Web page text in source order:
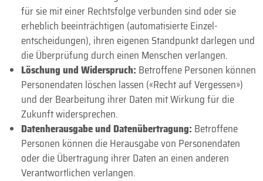
für sie mit einer Rechts­folge verbunden sind oder sie
erheblich beein­trächtigen (auto­matisierte Einzel­
entscheidungen), ihren eigenen Stand­punkt darlegen und
die Über­prüfung durch einen Menschen verlangen.
Löschung und Widerspruch: Betroffene Personen können
Personen­daten löschen lassen («Recht auf Ver­gessen»)
und der Bear­beitung ihrer Daten mit Wirkung für die
Zukunft wider­sprechen.
Datenherausgabe und Datenübertragung: Betroffene
Personen können die Heraus­gabe von Personen­daten
oder die Übe­rtragung ihrer Daten an einen anderen
Verant­wortlichen verlangen.